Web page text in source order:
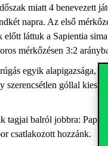
miatt 4 benevezett
napra. Az első
előtt láttuk a Sapientia
mérkőzésen 3:2
egyik alapigazsága,
szerencsétlen góllal
tagjai balról jobbra:
csatlakozott hozzánk.